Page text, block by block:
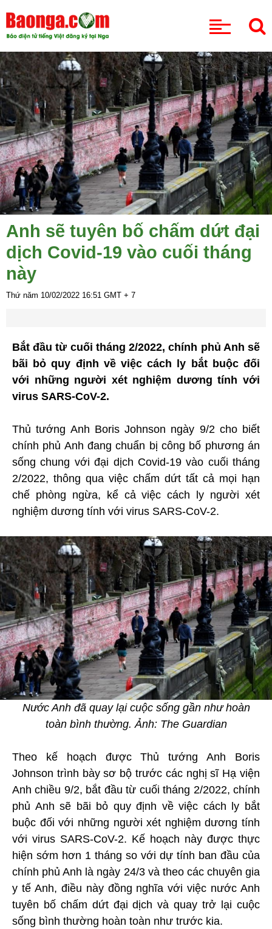
Anh sẽ tuyên bố chấm dứt đại
dịch Covid-19 vào cuối tháng
này
Thứ năm 10/02/2022 16:51 GMT + 7
Bắt đầu từ cuối tháng 2/2022, chính phủ Anh sẽ
bãi bỏ quy định về việc cách ly bắt buộc đối
với những người xét nghiệm dương tính với
virus SARS-CoV-2.
Thủ tướng Anh Boris Johnson ngày 9/2 cho biết
chính phủ Anh đang chuẩn bị công bố phương án
sống chung với đại dịch Covid-19 vào cuối tháng
2/2022, thông qua việc chấm dứt tất cả mọi hạn
chế phòng ngừa, kể cả việc cách ly người xét
nghiệm dương tính với virus SARS-CoV-2.
Nước Anh đã quay lại cuộc sống gần như hoàn
toàn bình thường. Ảnh: The Guardian
Theo kế hoạch được Thủ tướng Anh Boris
Johnson trình bày sơ bộ trước các nghị sĩ Hạ viện
Anh chiều 9/2, bắt đầu từ cuối tháng 2/2022, chính
phủ Anh sẽ bãi bỏ quy định về việc cách ly bắt
buộc đối với những người xét nghiệm dương tính
với virus SARS-CoV-2. Kế hoạch này được thực
hiện sớm hơn 1 tháng so với dự tính ban đầu của
chính phủ Anh là ngày 24/3 và theo các chuyên gia
y tế Anh, điều này đồng nghĩa với việc nước Anh
tuyên bố chấm dứt đại dịch và quay trở lại cuộc
sống bình thường hoàn toàn như trước kia.